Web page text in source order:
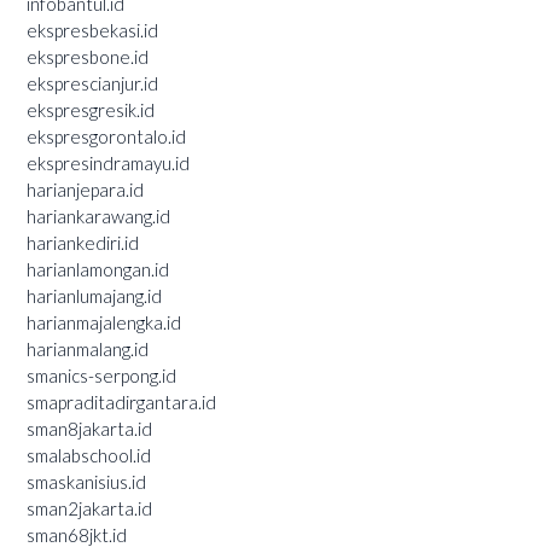
ekspresbekasi.id
ekspresbone.id
eksprescianjur.id
ekspresgresik.id
ekspresgorontalo.id
ekspresindramayu.id
harianjepara.id
hariankarawang.id
hariankediri.id
harianlamongan.id
harianlumajang.id
harianmajalengka.id
harianmalang.id
smanics-serpong.id
smapraditadirgantara.id
sman8jakarta.id
smalabschool.id
smaskanisius.id
sman2jakarta.id
sman68jkt.id